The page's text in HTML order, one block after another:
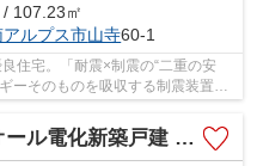
107.23㎡
アルプス市山寺60-1
住宅。「耐震×制震の“二重の安
ーそのものを吸収する制震装置ま
設計。
築戸建 全2棟 1号棟 南東角地